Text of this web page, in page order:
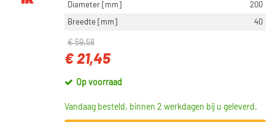
Diameter [mm]
200
Breedte [mm]
40
€ 59,58
€ 21,45
Op voorraad
Vandaag besteld, binnen 2 werkdagen bij u geleverd.